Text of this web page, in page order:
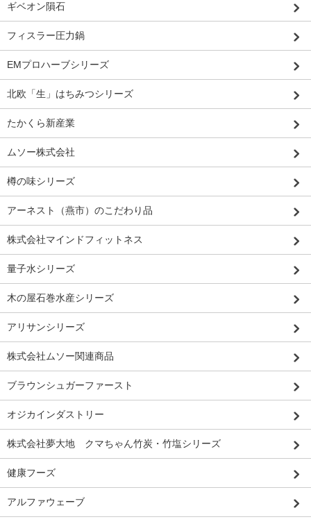
ギベオン隕石
フィスラー圧力鍋
EMプロハーブシリーズ
北欧「生」はちみつシリーズ
たかくら新産業
ムソー株式会社
樽の味シリーズ
アーネスト（燕市）のこだわり品
株式会社マインドフィットネス
量子水シリーズ
木の屋石巻水産シリーズ
アリサンシリーズ
株式会社ムソー関連商品
ブラウンシュガーファースト
オジカインダストリー
株式会社夢大地 クマちゃん竹炭・竹塩シリーズ
健康フーズ
アルファウェーブ